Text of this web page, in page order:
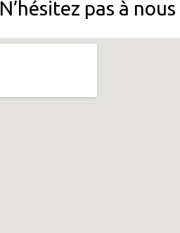
N’hésitez pas à